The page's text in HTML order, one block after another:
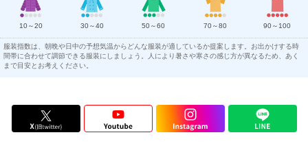
10～20 30～40 50～60 70～80 90～100
服装指数は、朝晩や日中の予想気温からどんな服装が適しているか提案します。お出かけする時
間帯に合わせて調節できる服装にしましょう。人により暑さや寒さの感じ方が異なるため、あく
まで目安とお考えください。